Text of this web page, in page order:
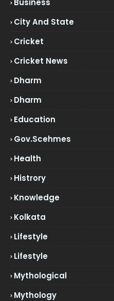
Business
City And State
Cricket
Cricket News
Dharm
Dharm
Education
Gov.scehmes
Health
Histrory
Knowledge
Kolkata
Lifestyle
Lifestyle
Mythological
Mythology